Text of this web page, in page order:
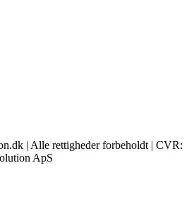
| Alle rettigheder forbeholdt | CVR:
ApS